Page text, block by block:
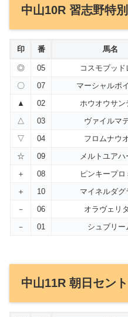
中山10R 習志野特
印 番 馬名
◎ 05 コスモブッド
〇
07 マーシャルポ
▲
02 ホウオウサン
△
03 ヴァイルマ
▽
04 フロムナウ
☆
09 メルトユアハ
＋
08 ピンキープロ
＋
10 マイネルダグ
－
06 オラヴェリ
－
01 シュブリー
中山11R 朝日セン